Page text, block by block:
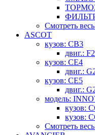
Смотреть
ASCOT
кузов: CB3
двиг.:
кузов: CE4
двиг.:
кузов: CE5
двиг.:
модель:
кузов:
кузов:
Смотреть